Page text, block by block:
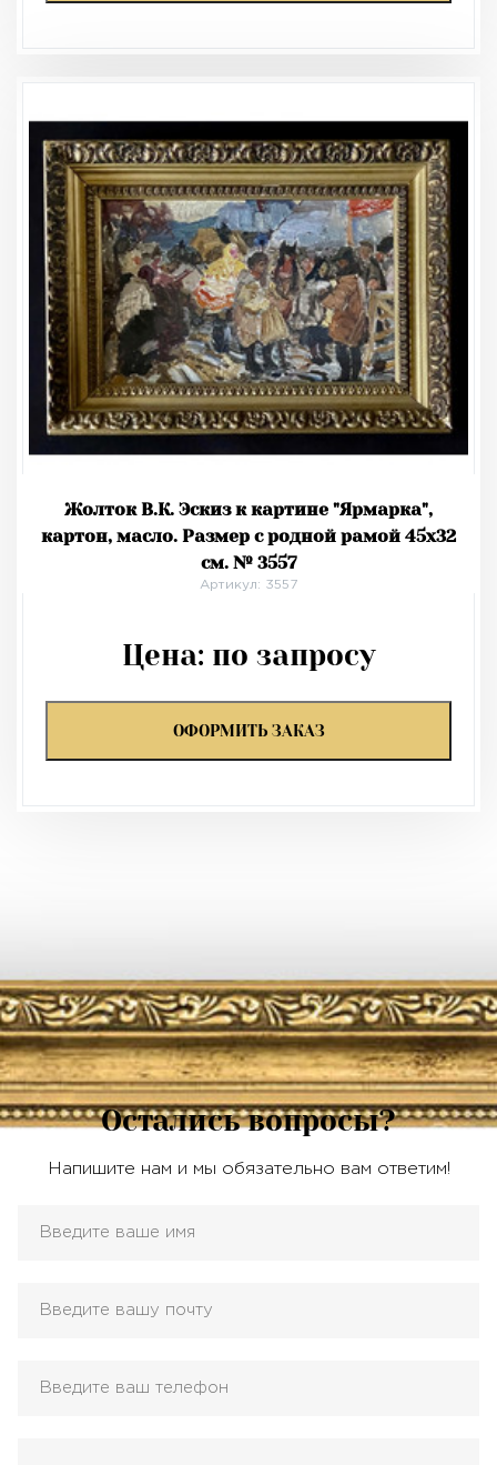
Жолток В.К. Эскиз к картине "Ярмарка",
картон, масло. Размер с родной рамой 45х32
см. № 3557
Артикул: 3557
Цена: по запросу
ОФОРМИТЬ ЗАКАЗ
Остались вопросы?
Напишите нам и мы обязательно вам ответим!